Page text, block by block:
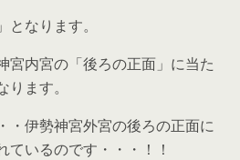
なります。
宮内宮の「後ろの正面」に当た
ます。
・伊勢神宮外宮の後ろの正面に
ているのです・・・！！